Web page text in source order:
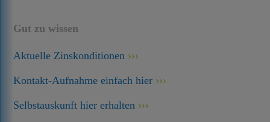
Gut zu wissen
Aktuelle Zinskonditionen
Kontakt-Aufnahme einfach hier
Selbstauskunft hier erhalten